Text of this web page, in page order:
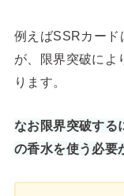
例えばSSRカード
が、限界突破によ
ります。
なお限界突破する
の香水を使う必要